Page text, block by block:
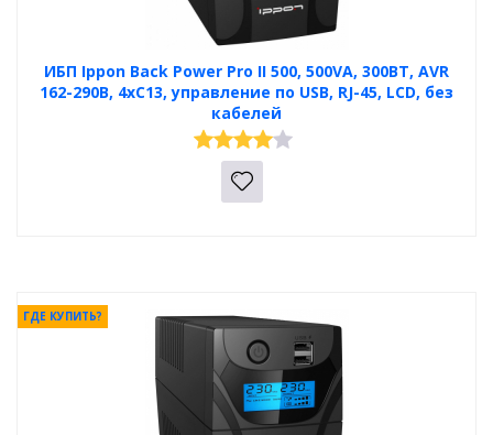
ИБП Ippon Back Power Pro II 500, 500VA, 300ВТ, AVR
162-290В, 4хС13, управление по USB, RJ-45, LCD, без
кабелей
ГДЕ КУПИТЬ?